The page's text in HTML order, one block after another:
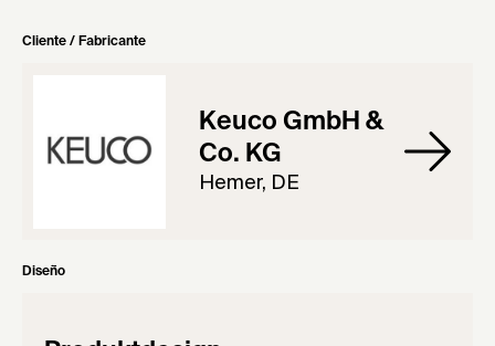
Cliente / Fabricante
Keuco GmbH &
Co. KG
Hemer, DE
Diseño